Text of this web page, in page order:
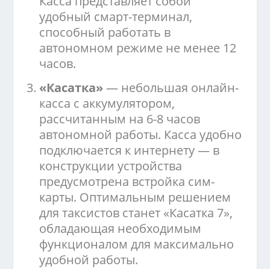
удобный смарт-терминал,
способный работать в
автономном режиме не менее 12
часов.
«Касатка»— небольшая онлайн-
касса с аккумулятором,
рассчитанным на 6-8 часов
автономной работы. Касса удобно
подключается к интернету — в
конструкции устройства
предусмотрена встройка сим-
карты. Оптимальным решением
для таксистов станет «Касатка 7»,
обладающая необходимым
функционалом для максимально
удобной работы.